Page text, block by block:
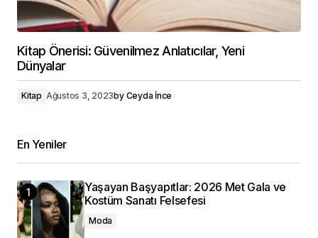
Kitap Önerisi: Güvenilmez Anlatıcılar, Yeni
Dünyalar
Kitap Ağustos 3, 2023by Ceyda İnce
En Yeniler
Yaşayan Başyapıtlar: 2026 Met Gala ve
Kostüm Sanatı Felsefesi
Moda